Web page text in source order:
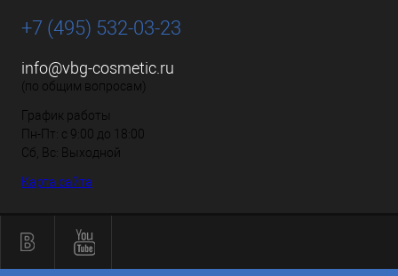
+7 (495) 532-03-23
info@vbg-cosmetic.ru
(по общим вопросам)
График работы
Пн-Пт: с 9:00 до 18:00
Сб, Вс: Выходной
Карта сайта